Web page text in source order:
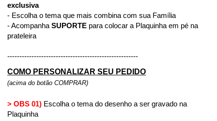
exclusiva
- Escolha o tema que mais combina com sua Família
- Acompanha SUPORTE para colocar a Plaquinha em pé na
prateleira
------------------------------------------------------
COMO PERSONALIZAR SEU PEDIDO
(acima do botão COMPRAR)
> OBS 01) Escolha o tema do desenho a ser gravado na
Plaquinha